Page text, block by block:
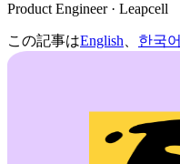
Product Engineer · Leapcell
この記事はEnglish 한국어